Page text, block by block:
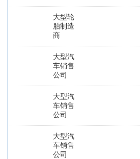
大型轮
胎制造
商
大型汽
车销售
公司
大型汽
车销售
公司
大型汽
车销售
公司